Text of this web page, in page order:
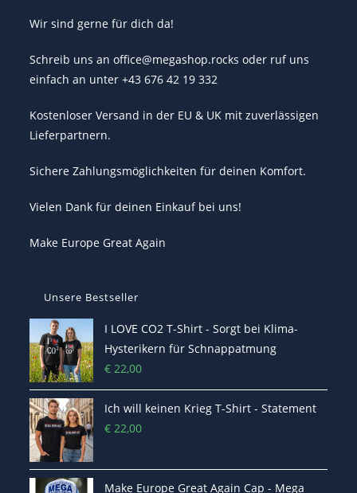
Wir sind gerne für dich da!
Schreib uns an office@megashop.rocks oder ruf uns
einfach an unter +43 676 42 19 332
Kostenloser Versand in der EU & UK mit zuverlässigen
Lieferpartnern.
Sichere Zahlungsmöglichkeiten für deinen Komfort.
Vielen Dank für deinen Einkauf bei uns!
Make Europe Great Again
Unsere Bestseller
I LOVE CO2 T-Shirt - Sorgt bei Klima-
Hysterikern für Schnappatmung
€ 22,00
Ich will keinen Krieg T-Shirt - Statement
€ 22,00
Make Europe Great Again Cap - Mega